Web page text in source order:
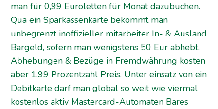
man für 0,99 Euroletten für Monat dazubuchen.
Qua ein Sparkassenkarte bekommt man
unbegrenzt inoffizieller mitarbeiter In- & Ausland
Bargeld, sofern man wenigstens 50 Eur abhebt.
Abhebungen & Bezüge in Fremdwährung kosten
aber 1,99 Prozentzahl Preis. Unter einsatz von ein
Debitkarte darf man global so weit wie viermal
kostenlos aktiv Mastercard-Automaten Bares